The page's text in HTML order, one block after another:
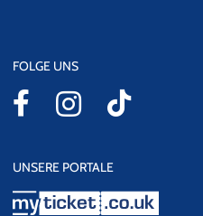
FOLGE UNS
UNSERE PORTALE